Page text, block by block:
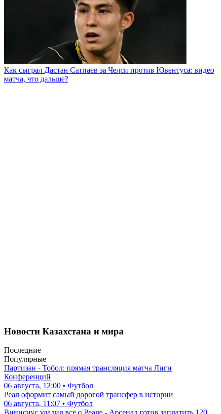
Как сыграл Дастан Сатпаев за Челси против Ювентуса: видео
матча, что дальше?
Новости Казахстана и мира
Последние
Популярные
Партизан - Тобол: прямая трансляция матча Лиги
Конференций
06 августа, 12:00 • Футбол
Реал оформит самый дорогой трансфер в истории
06 августа, 11:07 • Футбол